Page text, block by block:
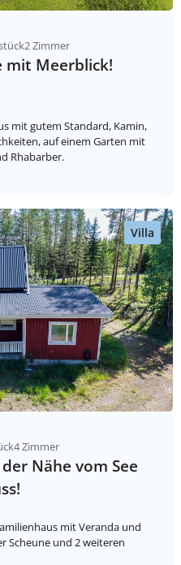
2 Zimmer
mit Meerblick!
mit gutem Standard, Kamin,
auf einem Garten mit
Rhabarber.
Villa
4 Zimmer
Nähe vom See
mit Veranda und
Scheune und 2 weiteren